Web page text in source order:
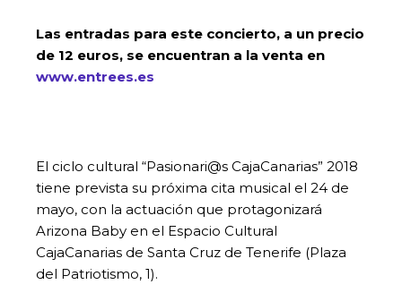
Las entradas para este concierto, a un precio
de 12 euros, se encuentran a la venta en
www.entrees.es
El ciclo cultural “Pasionari@s CajaCanarias” 2018
tiene prevista su próxima cita musical el 24 de
mayo, con la actuación que protagonizará
Arizona Baby en el Espacio Cultural
CajaCanarias de Santa Cruz de Tenerife (Plaza
del Patriotismo, 1).